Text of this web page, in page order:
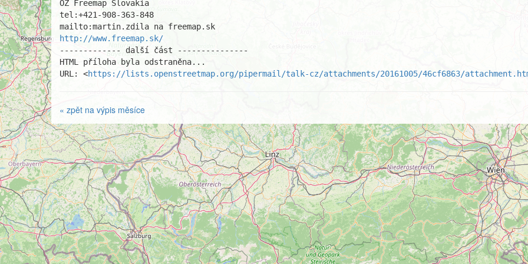
OZ Freemap Slovakia
tel:+421-908-363-848
http://www.freemap.sk/
------------- další část ---------------
HTML příloha byla odstraněna...
URL: <https://lists.openstreetmap.org/pipermail/talk-cz/attachments/20161005/46cf6863/
« zpět na výpis měsíce